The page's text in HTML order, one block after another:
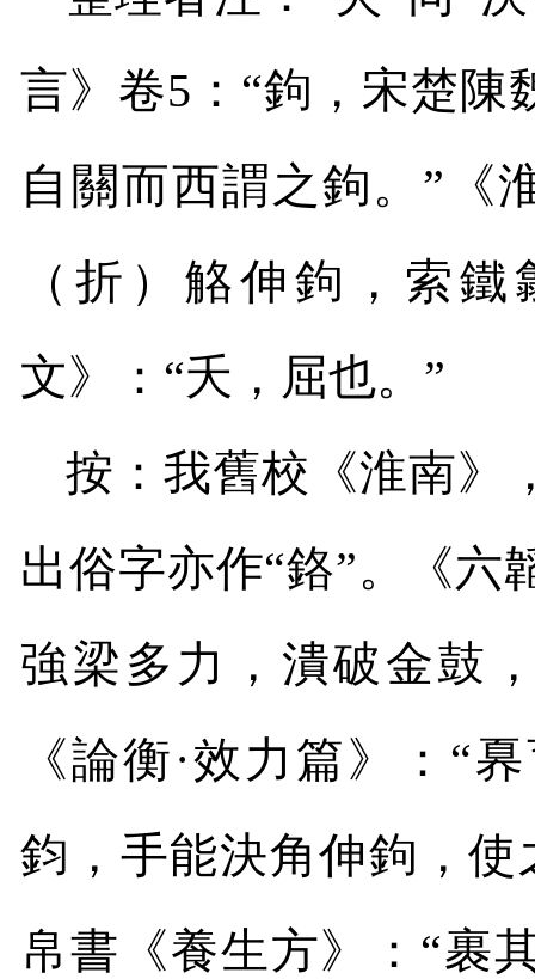
言》卷5 ：“鉤，宋楚
自關而西謂之鉤。”《
（折）觡伸鉤，索
文》：“夭，屈也。”
按：我舊校《淮南》
出俗字亦作“鉻”。《六
強梁多力，潰破金鼓
《論衡·效力篇》：“
鈞，手能決角伸鉤，
帛書《養生方》：“裹